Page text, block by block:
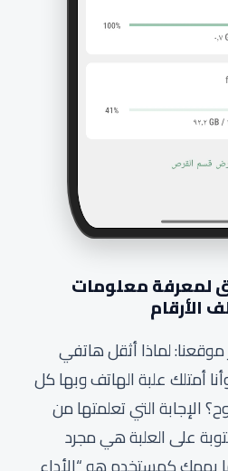
لمعرفة معلومات
الأرقام
لماذا أثقل هاتفي
أمتلك علبة الهاتف وبها كل
الإجابة التي تعلمتها من
على العلبة هي مجرد